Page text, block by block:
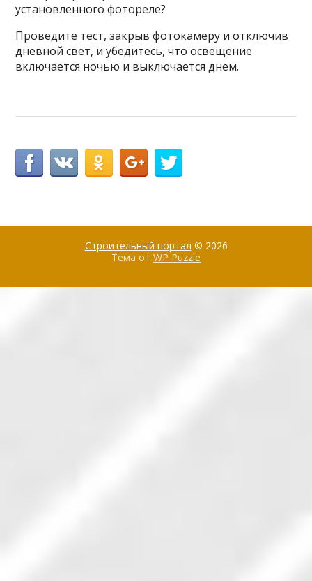
установленного фотореле?
Проведите тест, закрыв фотокамеру и отключив
дневной свет, и убедитесь, что освещение
включается ночью и выключается днем.
Строительный портал © 2026
Тема от WP Puzzle